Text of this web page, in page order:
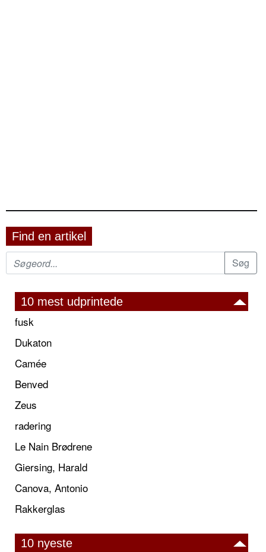
Find en artikel
10 mest udprintede
fusk
Dukaton
Camée
Benved
Zeus
radering
Le Nain Brødrene
Giersing, Harald
Canova, Antonio
Rakkerglas
10 nyeste